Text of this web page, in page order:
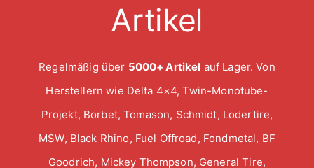
Artikel
Regelmäßig über 5000+ Artikel auf Lager. Von
Herstellern wie Delta 4×4, Twin-Monotube-
Projekt, Borbet, Tomason, Schmidt, Lodertire,
MSW, Black Rhino, Fuel Offroad, Fondmetal, BF
Goodrich, Mickey Thompson, General Tire,